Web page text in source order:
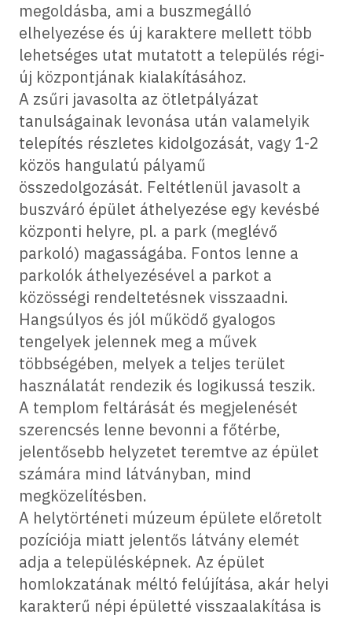
megoldásba, ami a buszmegálló
elhelyezése és új karaktere mellett több
lehetséges utat mutatott a település régi-
új központjának kialakításához.
A zsűri javasolta az ötletpályázat
tanulságainak levonása után valamelyik
telepítés részletes kidolgozását, vagy 1-2
közös hangulatú pályamű
összedolgozását. Feltétlenül javasolt a
buszváró épület áthelyezése egy kevésbé
központi helyre, pl. a park (meglévő
parkoló) magasságába. Fontos lenne a
parkolók áthelyezésével a parkot a
közösségi rendeltetésnek visszaadni.
Hangsúlyos és jól működő gyalogos
tengelyek jelennek meg a művek
többségében, melyek a teljes terület
használatát rendezik és logikussá teszik.
A templom feltárását és megjelenését
szerencsés lenne bevonni a főtérbe,
jelentősebb helyzetet teremtve az épület
számára mind látványban, mind
megközelítésben.
A helytörténeti múzeum épülete előretolt
pozíciója miatt jelentős látvány elemét
adja a településképnek. Az épület
homlokzatának méltó felújítása, akár helyi
karakterű népi épületté visszaalakítása is